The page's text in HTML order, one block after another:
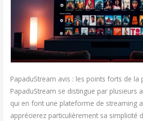
PapaduStream avis : les points forts de la
PapaduStream se distingue par plusieurs
qui en font une plateforme de streaming
apprécierez particulièrement sa simplicité